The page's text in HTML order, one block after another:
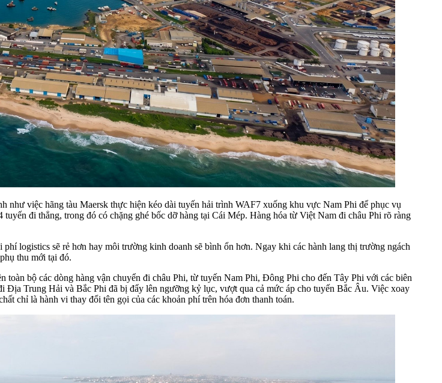
như việc hãng tàu Maersk thực hiện kéo dài tuyến hải trình WAF7 xuống khu vực Nam Phi để phục vụ
đi thẳng, trong đó có chặng ghé bốc dỡ hàng tại Cái Mép. Hàng hóa từ Việt Nam đi châu Phi rõ ràng
logistics sẽ rẻ hơn hay môi trường kinh doanh sẽ bình ổn hơn. Ngay khi các hành lang thị trường ngách
thu mới tại đó.
bộ các dòng hàng vận chuyển đi châu Phi, từ tuyến Nam Phi, Đông Phi cho đến Tây Phi với các biên
Trung Hải và Bắc Phi đã bị đẩy lên ngưỡng kỷ lục, vượt qua cả mức áp cho tuyến Bắc Âu. Việc xoay
chỉ là hành vi thay đổi tên gọi của các khoản phí trên hóa đơn thanh toán.